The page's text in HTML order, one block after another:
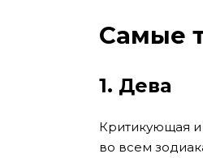
Самые
1. Дева
Критикующая
во всем